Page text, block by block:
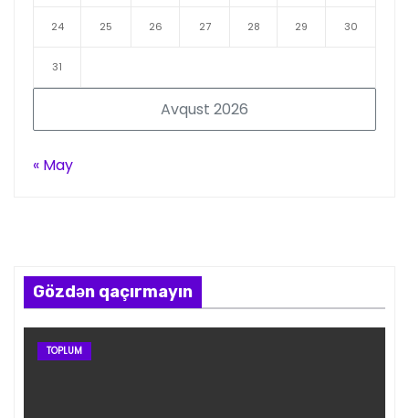
Avqust 2026
24 25 26 27 28 29 30
31
« May
Gözdən qaçırmayın
TOPLUM